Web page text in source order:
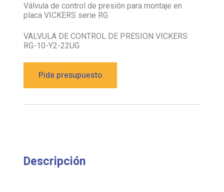
Válvula de control de presión para montaje en
placa VICKERS serie RG
VALVULA DE CONTROL DE PRESION VICKERS
RG-10-Y2-22UG
Pida presupuesto
Descripción